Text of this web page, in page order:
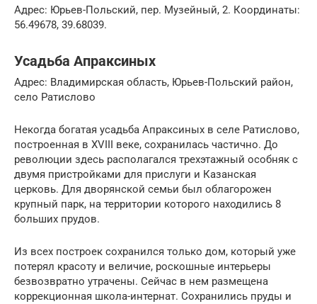
Адрес: Юрьев-Польский, пер. Музейный, 2. Координаты:
56.49678, 39.68039.
Усадьба Апраксиных
Адрес: Владимирская область, Юрьев-Польский район,
село Ратислово
Некогда богатая усадьба Апраксиных в селе Ратислово,
построенная в XVIII веке, сохранилась частично. До
революции здесь располагался трехэтажный особняк с
двумя пристройками для прислуги и Казанская
церковь. Для дворянской семьи был облагорожен
крупный парк, на территории которого находились 8
больших прудов.
Из всех построек сохранился только дом, который уже
потерял красоту и величие, роскошные интерьеры
безвозвратно утрачены. Сейчас в нем размещена
коррекционная школа-интернат. Сохранились пруды и